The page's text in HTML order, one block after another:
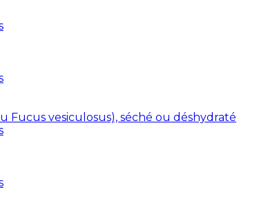
Fucus vesiculosus), séché ou déshydraté